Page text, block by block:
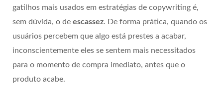
gatilhos mais usados em estratégias de copywriting é,
sem dúvida, o de escassez. De forma prática, quando os
usuários percebem que algo está prestes a acabar,
inconscientemente eles se sentem mais necessitados
para o momento de compra imediato, antes que o
produto acabe.